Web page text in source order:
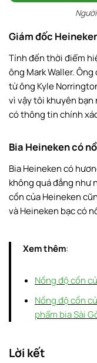
Giám đốc
Tính đến thời điểm
ông Mark Waller.
từ ông Kyle
vì vậy tôi khuyên
có thông tin chính
Bia Heineken có
Bia Heineken có
không quá đắng như
cồn của Heineken
và Heineken bạc có
Xem thêm:
Nồng độ cồn
Nồng độ cồn
phẩm bia Sài
Lời kết